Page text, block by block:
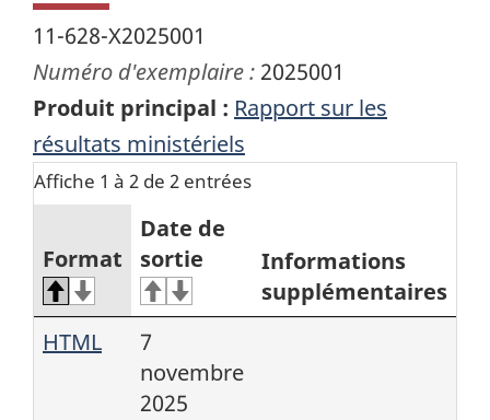
11-628-X2025001
Numéro d'exemplaire : 2025001
Produit principal : Rapport sur les
résultats ministériels
Affiche 1 à 2 de 2 entrées
Format
Date de
sortie
Informations
supplémentaires
HTML
7
novembre
2025